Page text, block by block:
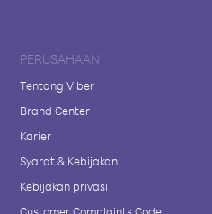
PERUSAHAAN
Tentang Viber
Brand Center
Karier
Syarat & Kebijakan
Kebijakan privasi